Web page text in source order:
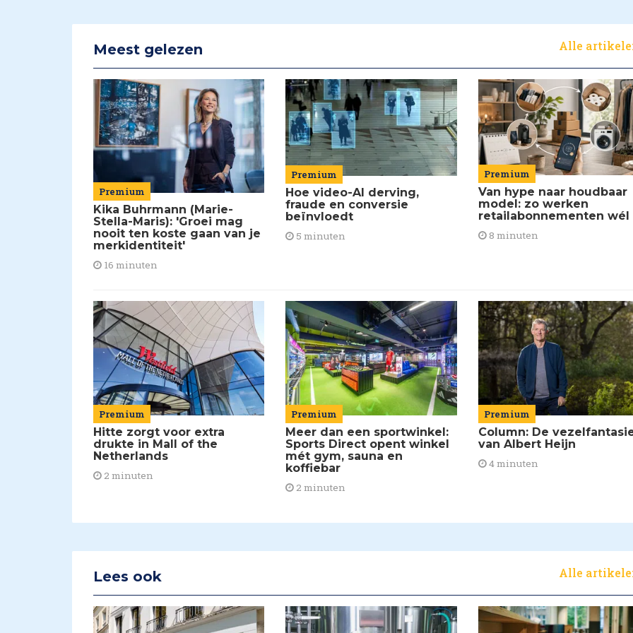
Meest gelezen Alle
Premium
Kika Buhrmann (Marie-
Stella-Maris): 'Groei mag
nooit ten koste gaan van je
merkidentiteit'
16 minuten
Premium
Hoe video-AI derving,
fraude en conversie
beïnvloedt
5 minuten
Premium
Van hype naar houdbaar
model: zo werken
retailabonnementen wél
8 minuten
Premium
Hitte zorgt voor extra
drukte in Mall of the
Netherlands
2 minuten
Premium
Meer dan een sportwinkel:
Sports Direct opent winkel
mét gym, sauna en
koffiebar
2 minuten
Premium
Column: De
van Albert Heijn
4 minuten
Lees ook Alle